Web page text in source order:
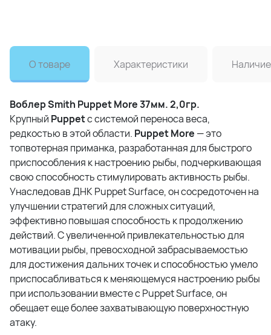
О товаре Характеристики Наличие
Воблер Smith Puppet More 37мм. 2,0гр.
Крупный Puppetс системой переноса веса,
редкостью в этой области. Puppet More — это
топвотерная приманка, разработанная для быстрого
приспособления к настроению рыбы, подчеркивающая
свою способность стимулировать активность рыбы.
Унаследовав ДНК Puppet Surface, он сосредоточен на
улучшении стратегий для сложных ситуаций,
эффективно повышая способность к продолжению
действий. С увеличенной привлекательностью для
мотивации рыбы, превосходной забрасываемостью
для достижения дальних точек и способностью умело
приспосабливаться к меняющемуся настроению рыбы
при использовании вместе с Puppet Surface, он
обещает еще более захватывающую поверхностную
атаку.